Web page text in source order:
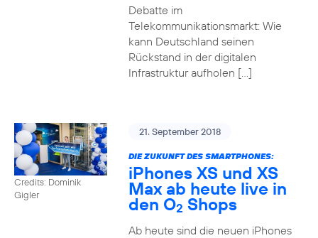
Debatte im
Telekommunikationsmarkt: Wie
kann Deutschland seinen
Rückstand in der digitalen
Infrastruktur aufholen […]
Credits: Dominik
Gigler
21. September 2018
DIE ZUKUNFT DES SMARTPHONES:
iPhones XS und XS
Max ab heute live in
den O2 Shops
Ab heute sind die neuen iPhones